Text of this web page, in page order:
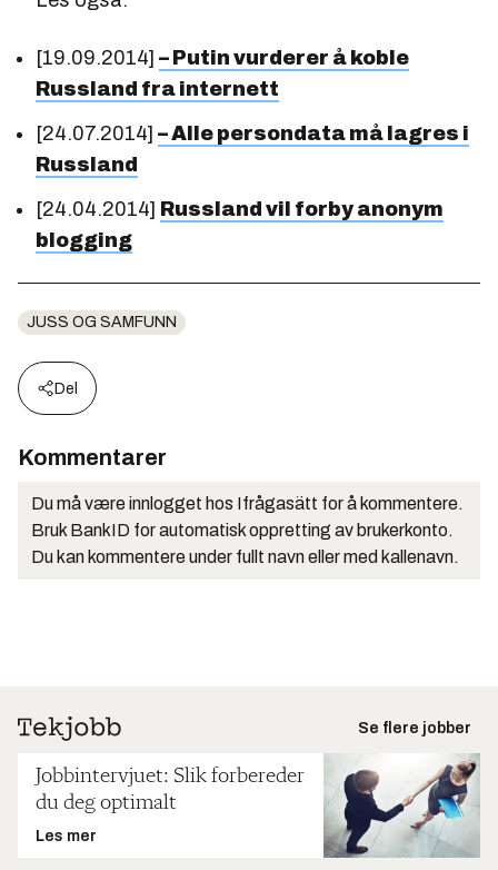
[19.09.2014] – Putin vurderer å koble
Russland fra internett
[24.07.2014] – Alle persondata må lagres i
Russland
[24.04.2014] Russland vil forby anonym
blogging
JUSS OG SAMFUNN
Del
Kommentarer
Du må være innlogget hos Ifrågasätt for å kommentere.
Bruk BankID for automatisk oppretting av brukerkonto.
Du kan kommentere under fullt navn eller med kallenavn.
Se flere jobber
Jobbintervjuet: Slik forbereder
du deg optimalt
Les mer